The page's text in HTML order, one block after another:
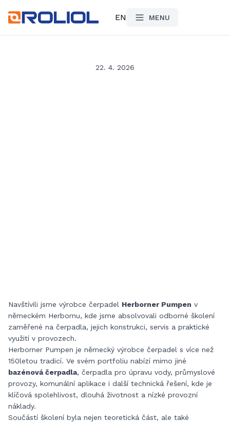
EN MENU
22. 4. 2026
Navštívili jsme výrobce čerpadel Herborner Pumpen v
německém Herbornu, kde jsme absolvovali odborné školení
zaměřené na čerpadla, jejich konstrukci, servis a praktické
využití v provozech.
Herborner Pumpen je německý výrobce čerpadel s více než
150letou tradicí. Ve svém portfoliu nabízí mimo jiné
bazénová čerpadla, čerpadla pro úpravu vody, průmyslové
provozy, komunální aplikace i další technická řešení, kde je
klíčová spolehlivost, dlouhá životnost a nízké provozní
náklady.
Součástí školení byla nejen teoretická část, ale také